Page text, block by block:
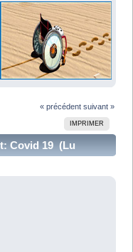
« précédent suivant »
IMPRIMER
Covid 19 (Lu